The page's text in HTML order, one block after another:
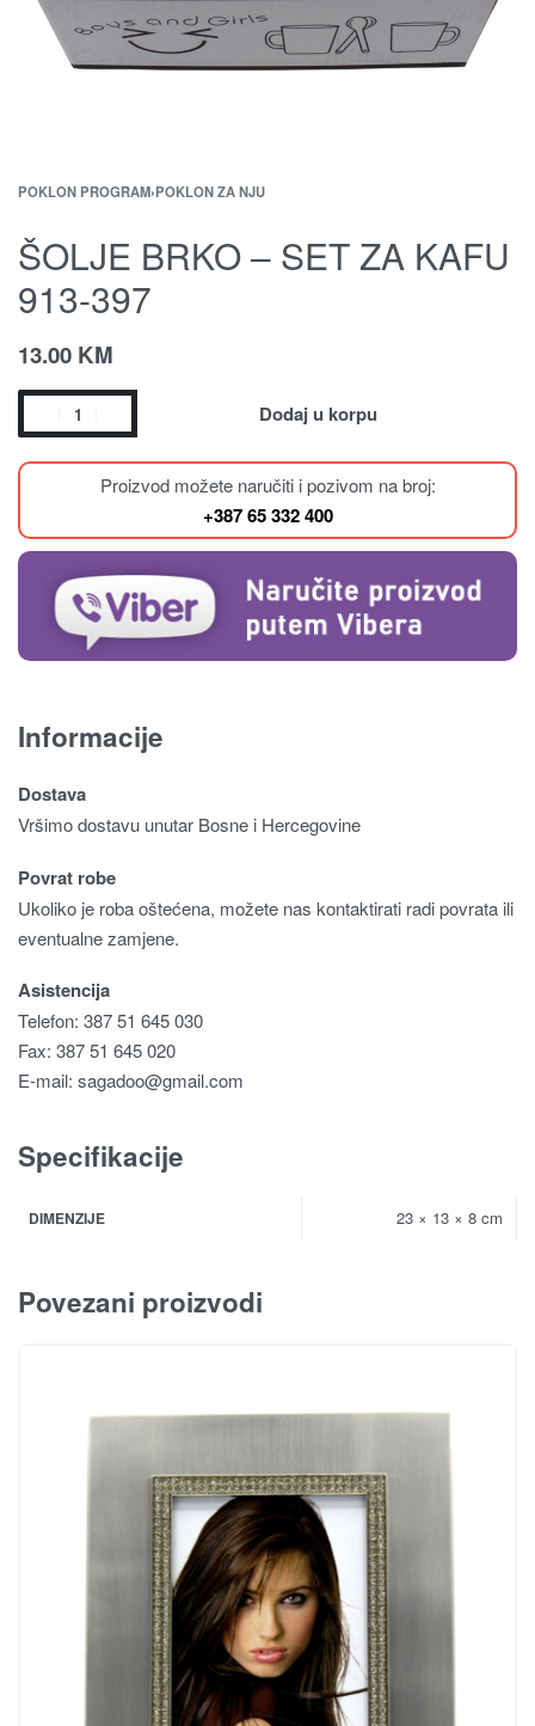
POKLON PROGRAM›POKLON ZA NJU
ŠOLJE BRKO – SET ZA KAFU
913-397
13.00 KM
Dodaj u korpu
Proizvod možete naručiti i pozivom na broj:
+387 65 332 400
Informacije
Dostava
Vršimo dostavu unutar Bosne i Hercegovine
Povrat robe
Ukoliko je roba oštećena, možete nas kontaktirati radi povrata ili
eventualne zamjene.
Asistencija
Telefon: 387 51 645 030
Fax: 387 51 645 020
E-mail: sagadoo@gmail.com
Specifikacije
DIMENZIJE 23 × 13 × 8 cm
Povezani proizvodi